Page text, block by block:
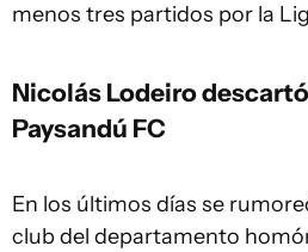
menos tres partidos por la
Nicolás Lodeiro
Paysandú FC
En los últimos días se
club del departamento